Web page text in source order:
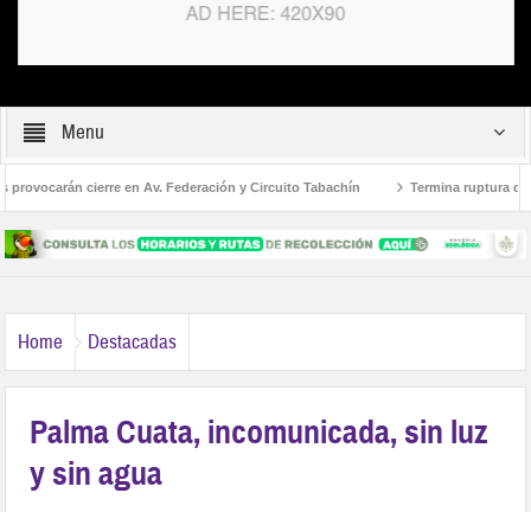
Menu
cierre en Av. Federación y Circuito Tabachín Termina ruptura
robo a Karely Ruiz
Home Destacadas
Palma Cuata, incomunicada, sin luz
y sin agua